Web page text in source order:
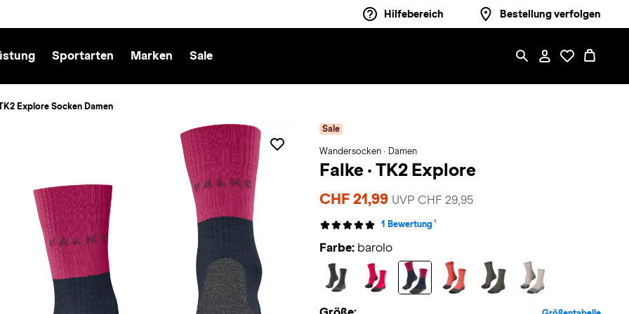
Hilfebereich Bestellung verfolgen
Sportarten Marken Sale
Explore Socken Damen
Sale
Wandersocken · Damen
Falke · TK2 Explore
CHF 21,99 UVP CHF 29,95
1 Bewertung 1
Farbe: barolo